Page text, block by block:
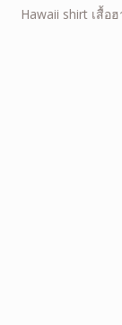
Hawaii shirt เสื้อ